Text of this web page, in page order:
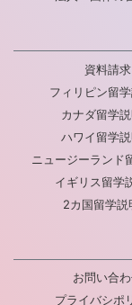
資料請求
フィリピン留
カナダ留学
ハワイ留学
ニュージーランド
イギリス留学
2カ国留学説
お問い合
プライバシポ